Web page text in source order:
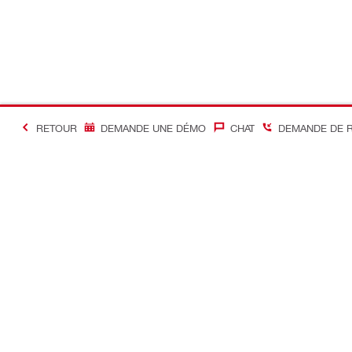
RETOUR DEMANDE UNE DÉMO CHAT DEMANDE DE